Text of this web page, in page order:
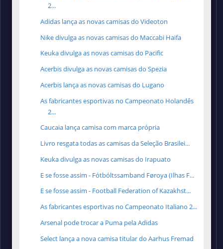
2...
Adidas lança as novas camisas do Videoton
Nike divulga as novas camisas do Maccabi Haifa
Keuka divulga as novas camisas do Pacific
Acerbis divulga as novas camisas do Spezia
Acerbis lança as novas camisas do Lugano
As fabricantes esportivas no Campeonato Holandês
2...
Caucaia lança camisa com marca própria
Livro resgata todas as camisas da Seleção Brasilei...
Keuka divulga as novas camisas do Irapuato
E se fosse assim - Fótbóltssamband Føroya (Ilhas F...
E se fosse assim - Football Federation of Kazakhst...
As fabricantes esportivas no Campeonato Italiano 2...
Arsenal pode trocar a Puma pela Adidas
Select lança a nova camisa titular do Aarhus Fremad